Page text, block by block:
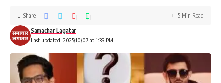
Last updated: 2025/10/07 at 1:33 PM
Samachar Lagatar
Share 5 Min Read